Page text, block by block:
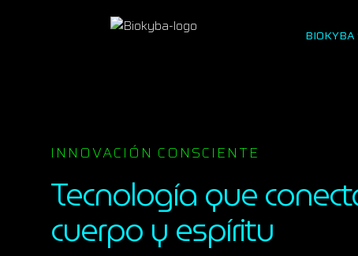
BIOKYBA
INNOVACIÓN CONSCIENTE
Tecnología que
cuerpo y espíritu